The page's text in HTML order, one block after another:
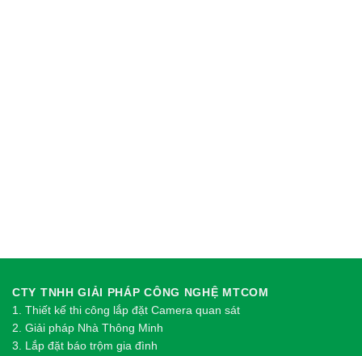
CTY TNHH GIẢI PHÁP CÔNG NGHỆ MTCOM
1. Thiết kế thi công lắp đặt Camera quan sát
2. Giải pháp Nhà Thông Minh
3. Lắp đặt báo trộm gia đình